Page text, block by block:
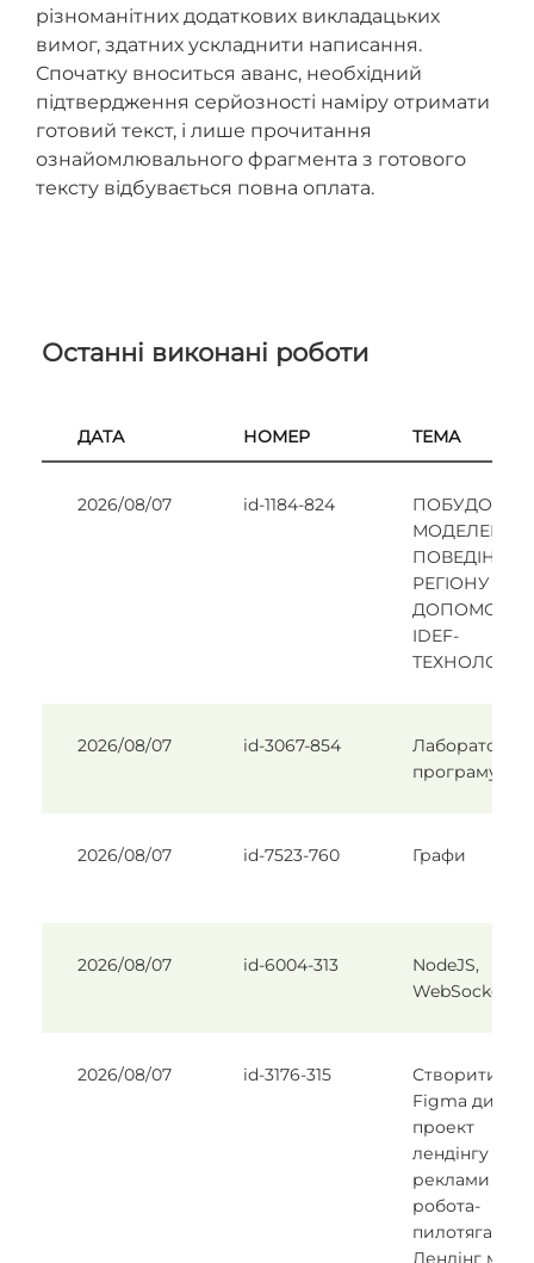
різноманітних додаткових викладацьких
вимог, здатних ускладнити написання.
Спочатку вноситься аванс, необхідний
підтвердження серйозності наміру отримати
готовий текст, і лише прочитання
ознайомлювального фрагмента з готового
тексту відбувається повна оплата.
Останні виконані роботи
ДАТА НОМЕР ТЕМА
2026/08/07 id-1184-824
ПОБУДОВА
МОДЕЛЕЙ
ПОВЕДІНКИ
РЕГІОНУ ЗА
IDEF-
ТЕХНОЛОГІЇ
2026/08/07 id-3067-854
Лабораторні
2026/08/07 id-7523-760 Графи
2026/08/07 id-6004-313
NodeJS,
WebSocket
2026/08/07 id-3176-315
Створити в
Figma
проект
лендінгу для
реклами
робота-
пилотяга.
Лендінг має